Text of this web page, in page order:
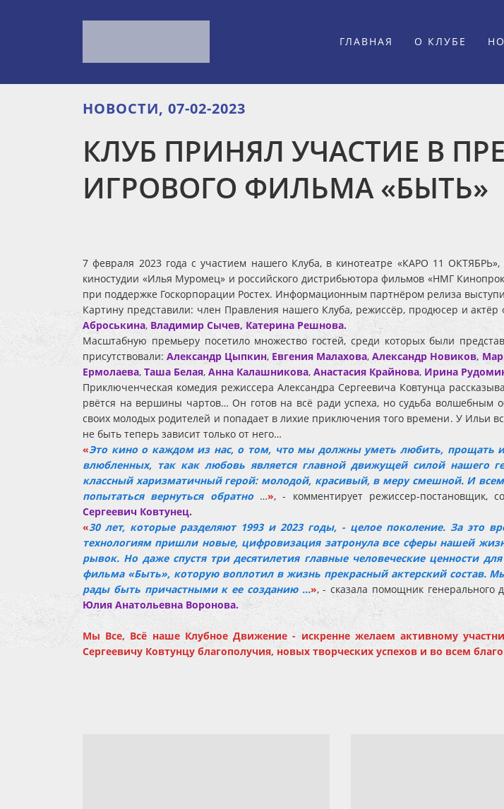
ГЛАВНАЯ О КЛУБЕ
НОВОСТИ, 07-02-2023
КЛУБ ПРИНЯЛ УЧАСТИЕ В
ИГРОВОГО ФИЛЬМА «БЫТЬ»
7 февраля 2023 года с участием нашего Клуба, в кинотеатре «КАРО 11
киностудии «Илья Муромец» и российского дистрибьютора фильмов «НМГ
при поддержке Госкорпорации Ростех. Информационным партнёром релиза
Картину представили: член Правления нашего Клуба, режиссёр, продюсер и
Аброськина, Владимир Сычев, Катерина Решнова.
Масштабную премьеру посетило множество гостей, среди которых были
присутствовали:Александр Цыпкин, Евгения Малахова,Александр Новиков,
Ермолаева, Таша Белая, Анна Калашникова, Анастасия Крайнова, Ирина
Приключенческая комедия режиссера Александра Сергеевича Ковтунца
рвётся на вершины чартов… Он готов на всё ради успеха, но судьба волшебным
своих молодых родителей и попадает в лихие приключения того времени. У Ильи
не быть теперь зависит только от него…
«Это кино о каждом из нас, о том, что мы должны уметь любить, прощать
влюбленных, так как любовь является главной движущей силой нашего
классный харизматичный герой: молодой, красивый, в меру смешной. И
попытаться вернуться обратно …», - комментирует режиссер-постановщик,
Сергеевич Ковтунец.
«30 лет, которые разделяют 1993 и 2023 годы, - целое поколение. За
технологиям пришли новые, цифровизация затронула все сферы нашей
рывок. Но даже спустя три десятилетия главные человеческие ценности
фильма «Быть», которую воплотил в жизнь прекрасный актерский состав.
рады быть причастными к ее созданию …», - сказала помощник генерального
Юлия Анатольевна Воронова.
Мы Все, Всё наше Клубное Движение - искренне желаем активному
Сергеевичу Ковтунцу благополучия, новых творческих успехов и во всем